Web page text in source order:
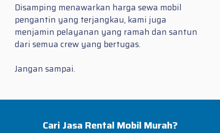
Disamping menawarkan harga sewa mobil
pengantin yang terjangkau, kami juga
menjamin pelayanan yang ramah dan santun
dari semua crew yang bertugas.
Jangan sampai.
Cari Jasa Rental Mobil Murah?